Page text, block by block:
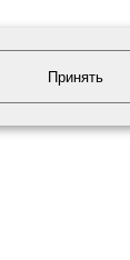
Принять